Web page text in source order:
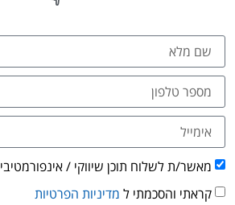
לחצו
מאשר/ת לשלוח תוכן שיווקי / אינפורמטיבי
קראתי והסכמתי ל מדיניות הפרטיות